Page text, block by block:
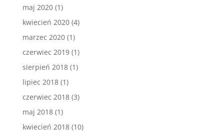
maj 2020(1)
kwiecień 2020(4)
marzec 2020(1)
czerwiec 2019(1)
sierpień 2018(1)
lipiec 2018(1)
czerwiec 2018(3)
maj 2018(1)
kwiecień 2018(10)